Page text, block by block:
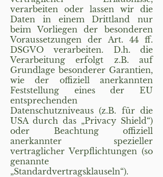
verarbeiten oder lassen wir die
Daten in einem Drittland nur
beim Vorliegen der besonderen
Voraussetzungen der Art. 44 ff.
DSGVO verarbeiten. D.h. die
Verarbeitung erfolgt z.B. auf
Grundlage besonderer Garantien,
wie der offiziell anerkannten
Feststellung eines der EU
entsprechenden
Datenschutzniveaus (z.B. für die
USA durch das „Privacy Shield“)
oder Beachtung offiziell
anerkannter spezieller
vertraglicher Verpflichtungen (so
genannte
„Standardvertragsklauseln“).